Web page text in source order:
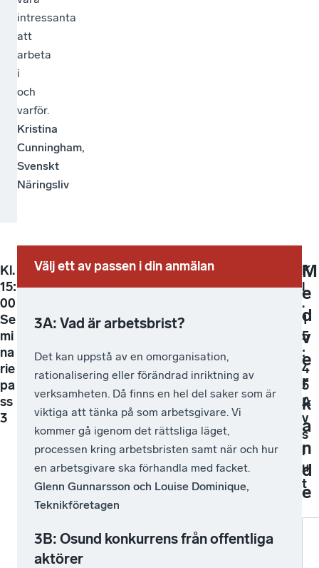
intressanta
att
arbeta
i
och
varför.
Kristina
Cunningham,
Svenskt
Näringsliv
Kl.
15:
00
Se
mi
na
rie
pa
ss
3
Välj ett av passen i din anmälan
3A: Vad är arbetsbrist?
Det kan uppstå av en omorganisation,
rationalisering eller förändrad inriktning av
verksamheten. Då finns en hel del saker som är
viktiga att tänka på som arbetsgivare. Vi
kommer gå igenom det rättsliga läget,
processen kring arbetsbristen samt när och hur
en arbetsgivare ska förhandla med facket.
Glenn Gunnarsson och Louise Dominique,
Teknikföretagen
3B: Osund konkurrens från offentliga
aktörer
K
l
.
1
5
:
4
5
A
v
s
l
u
t
M
e
d
v
e
r
k
a
n
d
e